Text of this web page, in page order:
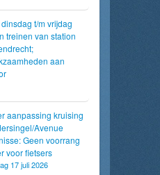
t/m vrijdag
treinen van station
aan
aanpassing kruising
Avenue
Geen voorrang
voor fietsers
17 juli 2026